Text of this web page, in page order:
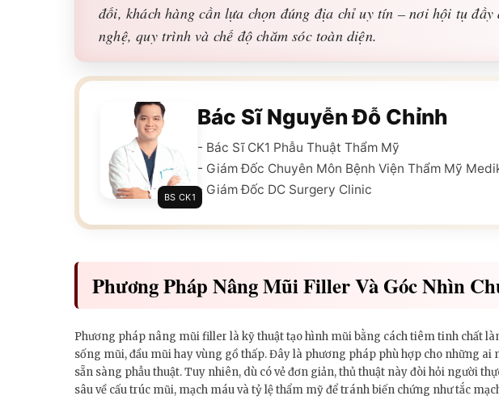
đối, khách hàng cần lựa chọn đúng địa chỉ uy tín – nơi hội tụ đầy
nghệ, quy trình và chế độ chăm sóc toàn diện.
BS CK1
Bác Sĩ Nguyễn Đỗ Chỉnh
- Bác Sĩ CK1 Phẫu Thuật Thẩm Mỹ
- Giám Đốc Chuyên Môn Bệnh Viện Thẩm Mỹ
- Giám Đốc DC Surgery Clinic
Phương Pháp Nâng Mũi Filler Và Góc Nhìn
Phương pháp nâng mũi filler là kỹ thuật tạo hình mũi bằng cách tiêm tinh chất
sống mũi, đầu mũi hay vùng gồ thấp. Đây là phương pháp phù hợp cho những
sẵn sàng phẫu thuật. Tuy nhiên, dù có vẻ đơn giản, thủ thuật này đòi hỏi người
sâu về cấu trúc mũi, mạch máu và tỷ lệ thẩm mỹ để tránh biến chứng như tắc